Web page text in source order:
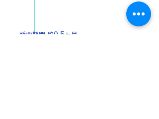
所要期間 約0.5ヶ月